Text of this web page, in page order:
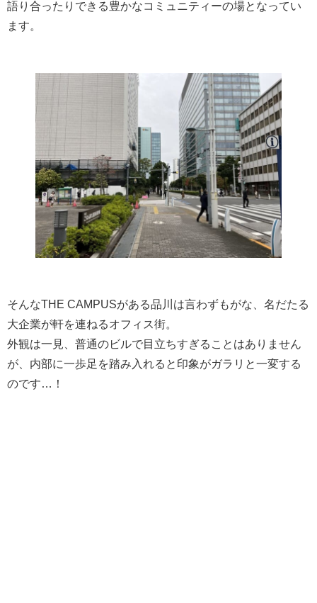
語り合ったりできる豊かなコミュニティーの場となってい
ます。
そんなTHE CAMPUSがある品川は言わずもがな、名だたる
大企業が軒を連ねるオフィス街。
外観は一見、普通のビルで目立ちすぎることはありません
が、内部に一歩足を踏み入れると印象がガラリと一変する
のです…！